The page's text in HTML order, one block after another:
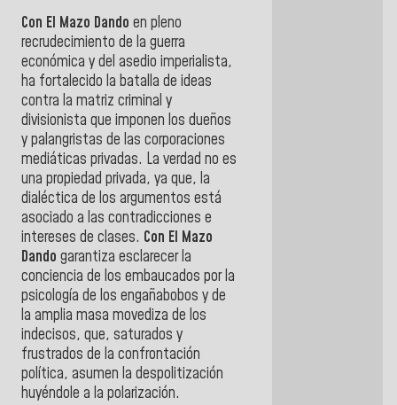
Con El Mazo Dando en pleno
recrudecimiento de la guerra
económica y del asedio imperialista,
ha fortalecido la batalla de ideas
contra la matriz criminal y
divisionista que imponen los dueños
y palangristas de las corporaciones
mediáticas privadas. La verdad no es
una propiedad privada, ya que, la
dialéctica de los argumentos está
asociado a las contradicciones e
intereses de clases. Con El Mazo
Dando garantiza esclarecer la
conciencia de los embaucados por la
psicología de los engañabobos y de
la amplia masa movediza de los
indecisos, que, saturados y
frustrados de la confrontación
política, asumen la despolitización
huyéndole a la polarización.